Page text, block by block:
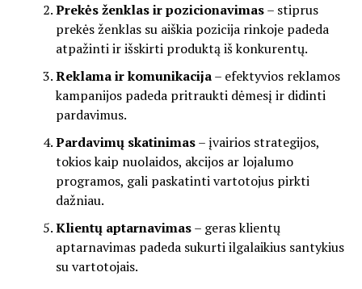
Prekės ženklas ir pozicionavimas– stiprus
prekės ženklas su aiškia pozicija rinkoje padeda
atpažinti ir išskirti produktą iš konkurentų.
Reklama ir komunikacija– efektyvios reklamos
kampanijos padeda pritraukti dėmesį ir didinti
pardavimus.
Pardavimų skatinimas– įvairios strategijos,
tokios kaip nuolaidos, akcijos ar lojalumo
programos, gali paskatinti vartotojus pirkti
dažniau.
Klientų aptarnavimas– geras klientų
aptarnavimas padeda sukurti ilgalaikius santykius
su vartotojais.